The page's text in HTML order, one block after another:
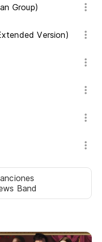
Group)
Version)
Band